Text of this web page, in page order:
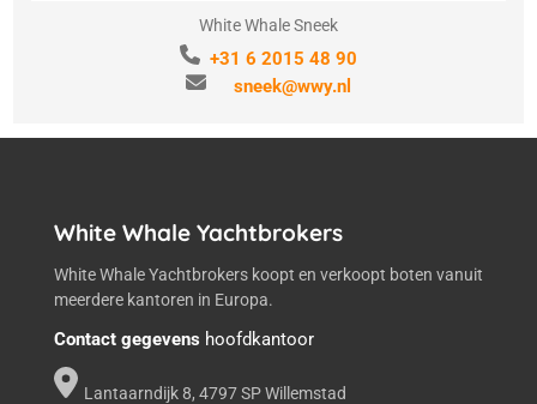
White Whale Sneek
+31 6 2015 48 90
sneek@wwy.nl
White Whale Yachtbrokers
White Whale Yachtbrokers koopt en verkoopt boten vanuit
meerdere kantoren in Europa.
Contact gegevens hoofdkantoor
Lantaarndijk 8, 4797 SP Willemstad